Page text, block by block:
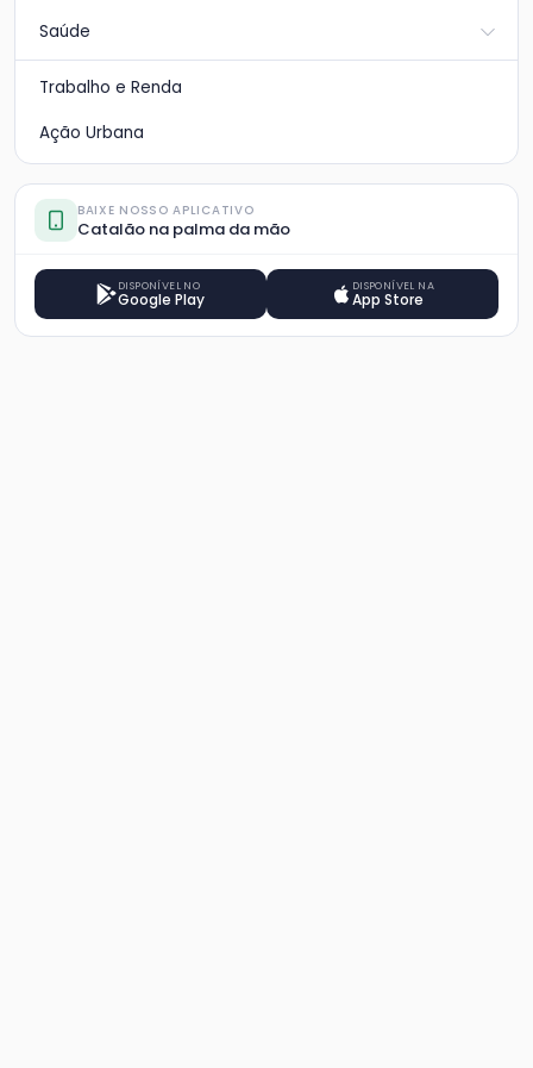
Saúde
Trabalho e Renda
Ação Urbana
BAIXE NOSSO APLICATIVO
Catalão na palma da mão
DISPONÍVEL NO
Google Play
DISPONÍVEL NA
App Store